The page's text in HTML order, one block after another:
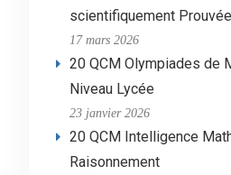
scientifiquement
17 mars 2026
20 QCM Olympiades de
Niveau Lycée
23 janvier 2026
20 QCM Intelligence
Raisonnement